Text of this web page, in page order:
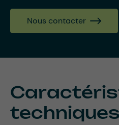
Nous contacter
techniques